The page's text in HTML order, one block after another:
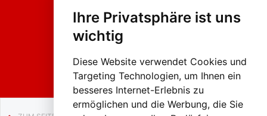
Ihre Privatsphäre ist uns
wichtig
Diese Website verwendet Cookies und
Targeting Technologien, um Ihnen ein
besseres Internet-Erlebnis zu
ermöglichen und die Werbung, die Sie
sumzug
Liezen